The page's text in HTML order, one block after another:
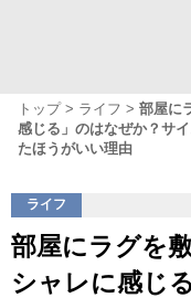
トップ ライフ
部屋に
感じる」のはなぜか？サ
たほうがいい理由
ライフ
部屋にラグを
シャレに感じ